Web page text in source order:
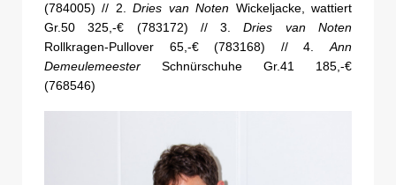
(784005) // 2.Dries van Noten Wickeljacke, wattiert
Gr.50 325,-€ (783172) // 3.Dries van Noten
Rollkragen-Pullover 65,-€ (783168) // 4.Ann
Demeulemeester Schnürschuhe Gr.41 185,-€
(768546)